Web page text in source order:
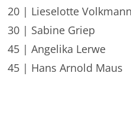
20 | Lieselotte Volkmann
30 | Sabine Griep
45 | Angelika Lerwe
45 | Hans Arnold Maus